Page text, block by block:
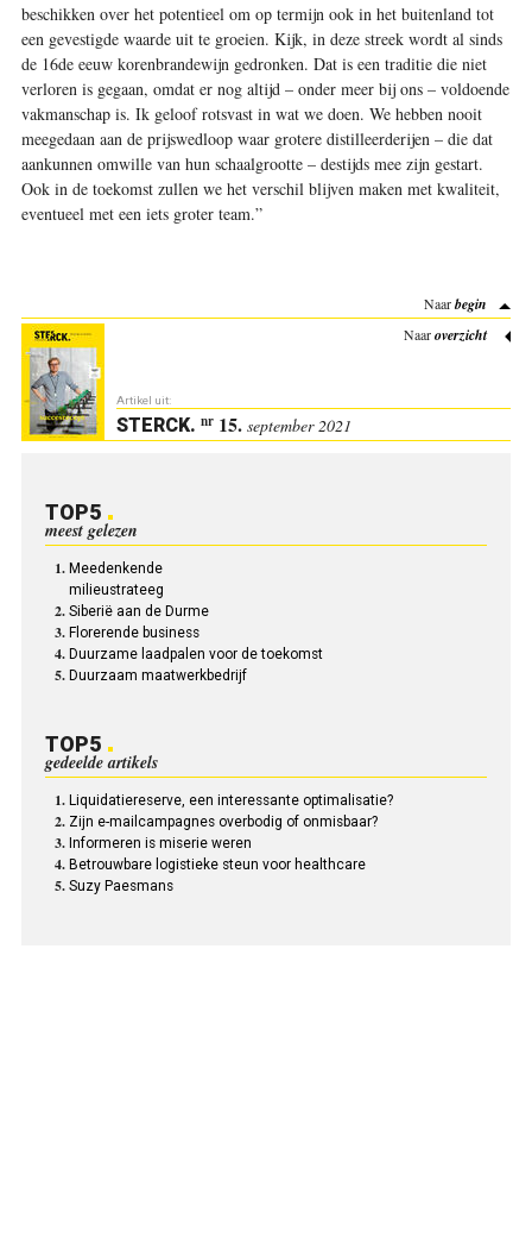
beschikken over het potentieel om op termijn ook in het buitenland tot
een gevestigde waarde uit te groeien. Kijk, in deze streek wordt al sinds
de 16de eeuw korenbrandewijn gedronken. Dat is een traditie die niet
verloren is gegaan, omdat er nog altijd – onder meer bij ons – voldoende
vakmanschap is. Ik geloof rotsvast in wat we doen. We hebben nooit
meegedaan aan de prijswedloop waar grotere distilleerderijen – die dat
aankunnen omwille van hun schaalgrootte – destijds mee zijn gestart.
Ook in de toekomst zullen we het verschil blijven maken met kwaliteit,
eventueel met een iets groter team.”
Naarbegin
Naaroverzicht
Artikel uit:
STERCK. nr15. september 2021
TOP5
meest gelezen
Meedenkende
milieustrateeg
Siberië aan de Durme
Florerende business
Duurzame laadpalen voor de toekomst
Duurzaam maatwerkbedrijf
TOP5
gedeelde artikels
Liquidatiereserve, een interessante optimalisatie?
Zijn e-mailcampagnes overbodig of onmisbaar?
Informeren is miserie weren
Betrouwbare logistieke steun voor healthcare
Suzy Paesmans